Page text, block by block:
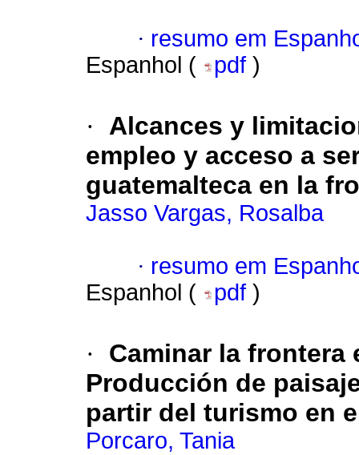
· resumo em
Espanhol (
pdf )
·
Alcances y
empleo y acceso a
guatemalteca en la
Jasso Vargas, Rosalba
· resumo em
Espanhol (
pdf )
·
Caminar la frontera
Producción de
partir del turismo en
Porcaro, Tania